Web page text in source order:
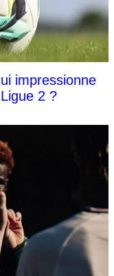
impressionne
2 ?